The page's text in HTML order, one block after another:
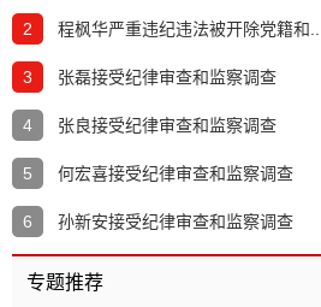
2 程枫华严重违纪违法被开除党籍和...
3 张磊接受纪律审查和监察调查
4 张良接受纪律审查和监察调查
5 何宏喜接受纪律审查和监察调查
6 孙新安接受纪律审查和监察调查
专题推荐